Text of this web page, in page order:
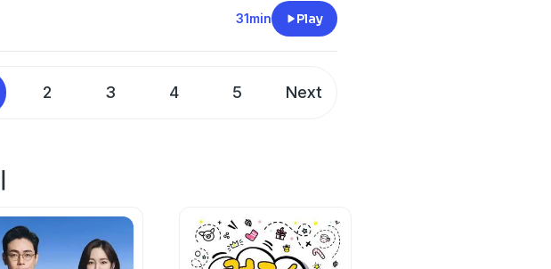
31min Play
2 3 4 5 Next